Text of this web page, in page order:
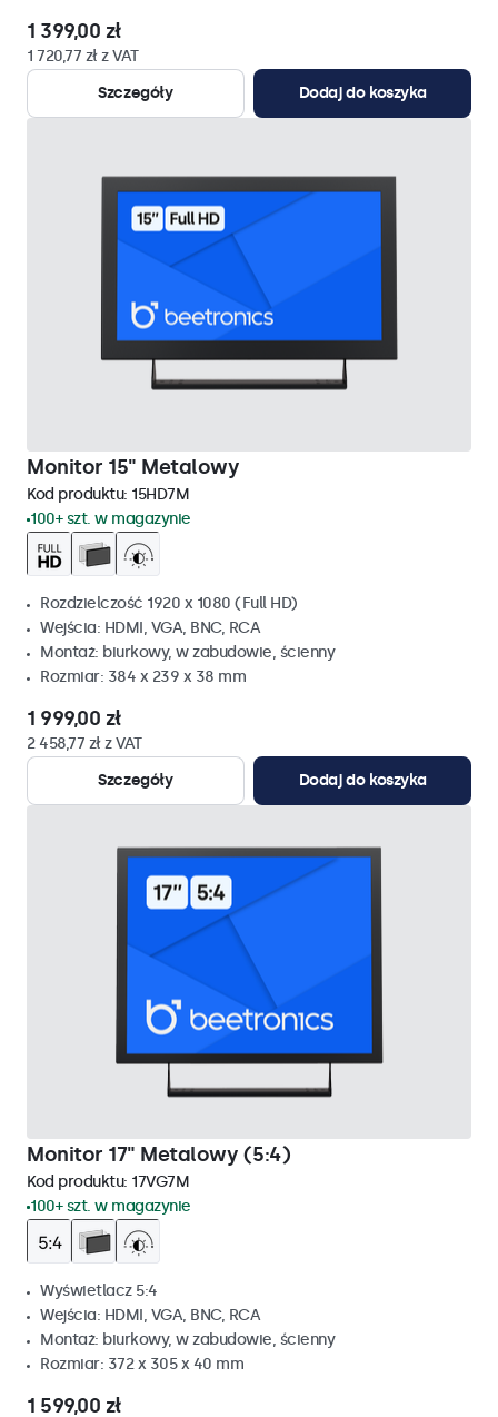
1 399,00 zł
1 720,77 zł z VAT
Szczegóły
Dodaj do koszyka
Monitor 15" Metalowy
Kod produktu: 15HD7M
100+ szt. w magazynie
Rozdzielczość 1920 x 1080 (Full HD)
Wejścia: HDMI, VGA, BNC, RCA
Montaż: biurkowy, w zabudowie, ścienny
Rozmiar: 384 x 239 x 38 mm
1 999,00 zł
2 458,77 zł z VAT
Szczegóły
Dodaj do koszyka
Monitor 17" Metalowy (5:4)
Kod produktu: 17VG7M
100+ szt. w magazynie
Wyświetlacz 5:4
Wejścia: HDMI, VGA, BNC, RCA
Montaż: biurkowy, w zabudowie, ścienny
Rozmiar: 372 x 305 x 40 mm
1 599,00 zł